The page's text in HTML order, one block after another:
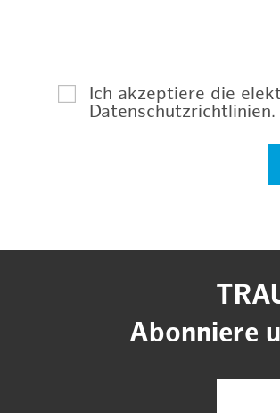
Ich akzeptiere die
Datenschutzrichtlinien.
Abonniere